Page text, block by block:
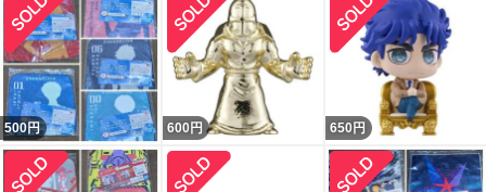
500円 600 円 650 円